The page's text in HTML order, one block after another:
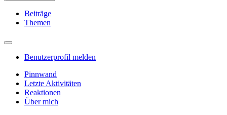
Beiträge
Themen
Benutzerprofil melden
Pinnwand
Letzte Aktivitäten
Reaktionen
Über mich